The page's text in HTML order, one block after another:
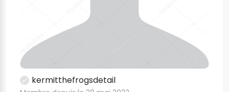
kermitthefrogsdetail